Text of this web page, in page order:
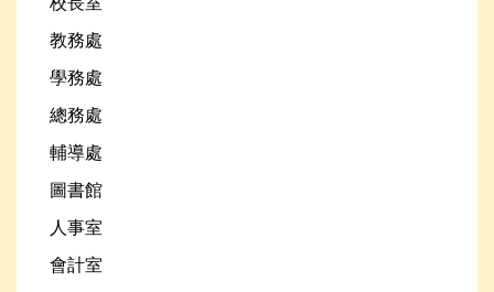
教務處
學務處
總務處
輔導處
圖書館
人事室
會計室